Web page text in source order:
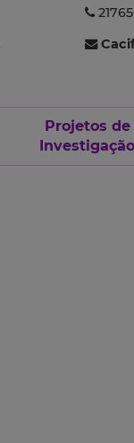
Projetos de
Investigação